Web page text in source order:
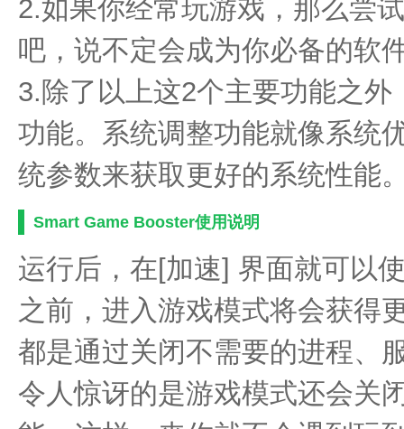
2.如果你经常玩游戏，那么尝
吧，说不定会成为你必备的软
3.除了以上这2个主要功能之
功能。系统调整功能就像系统
统参数来获取更好的系统性能
Smart Game Booster使用说明
运行后，在[加速] 界面就可以
之前，进入游戏模式将会获得
都是通过关闭不需要的进程、
令人惊讶的是游戏模式还会关